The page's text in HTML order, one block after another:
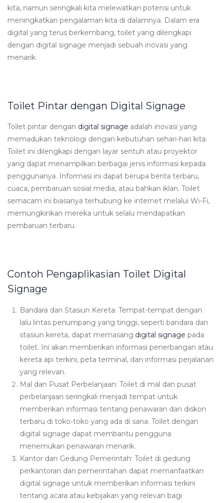
kita, namun seringkali kita melewatkan potensi untuk
meningkatkan pengalaman kita di dalamnya. Dalam era
digital yang terus berkembang, toilet yang dilengkapi
dengan digital signage menjadi sebuah inovasi yang
menarik.
Toilet Pintar dengan Digital Signage
Toilet pintar dengan digital signage adalah inovasi yang
memadukan teknologi dengan kebutuhan sehari-hari kita.
Toilet ini dilengkapi dengan layar sentuh atau proyektor
yang dapat menampilkan berbagai jenis informasi kepada
penggunanya. Informasi ini dapat berupa berita terbaru,
cuaca, pembaruan sosial media, atau bahkan iklan. Toilet
semacam ini biasanya terhubung ke internet melalui Wi-Fi,
memungkinkan mereka untuk selalu mendapatkan
pembaruan terbaru.
Contoh Pengaplikasian Toilet Digital
Signage
Bandara dan Stasiun Kereta: Tempat-tempat dengan
lalu lintas penumpang yang tinggi, seperti bandara dan
stasiun kereta, dapat memasang digital signage pada
toilet. Ini akan memberikan informasi penerbangan atau
kereta api terkini, peta terminal, dan informasi perjalanan
yang relevan.
Mal dan Pusat Perbelanjaan: Toilet di mal dan pusat
perbelanjaan seringkali menjadi tempat untuk
memberikan informasi tentang penawaran dan diskon
terbaru di toko-toko yang ada di sana. Toilet dengan
digital signage dapat membantu pengguna
menemukan penawaran menarik.
Kantor dan Gedung Pemerintah: Toilet di gedung
perkantoran dan pemerintahan dapat memanfaatkan
digital signage untuk memberikan informasi terkini
tentang acara atau kebijakan yang relevan bagi